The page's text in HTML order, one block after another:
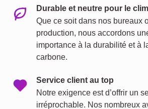
Durable et neutre pour le
Que ce soit dans nos bureaux
production, nous accordons
importance à la durabilité et à
carbone.
Service client au top
Notre exigence est d’offrir un
irréprochable. Nos nombreux